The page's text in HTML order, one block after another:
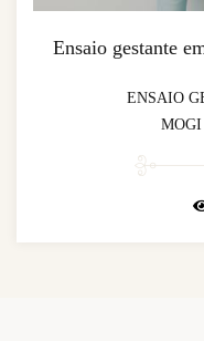
Ensaio gestante
ENSAIO
MOGI